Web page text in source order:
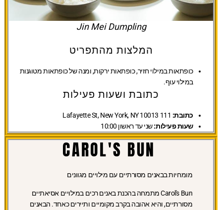
Jin Mei Dumpling
המלצות מהתפריט
כופתאות במילוי חזיר, כופתאות ירקות, ומנה של כופתאות מטוגנות
במילוי עוף.
כתובת ושעות פעילות
כתובת:
שעות פעילות:שני עד ראשון 10:00
CAROL'S BUN
מומחיות בבאנים מסורתיים עם מילויים מגוונים
Carol's Bun מתמחה בהכנת באנים רכים במילויים אסיאתיים
מסורתיים, והיא אהובה בקרב מקומיים ותיירים כאחד. הבאנים